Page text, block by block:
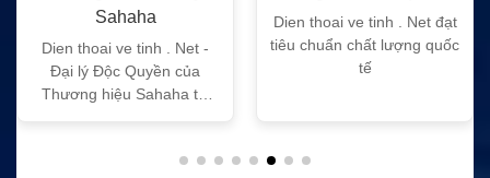
Sahaha
Dien thoai ve tinh . Net -
Đại lý Độc Quyền của
Thương hiệu Sahaha tại
Dien thoai ve tinh . Net đạt
tiêu chuẩn chất lượng quốc
tế